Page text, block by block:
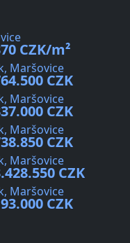
CZK/m²
Maršovice
CZK
Maršovice
CZK
Maršovice
CZK
Maršovice
CZK
Maršovice
CZK